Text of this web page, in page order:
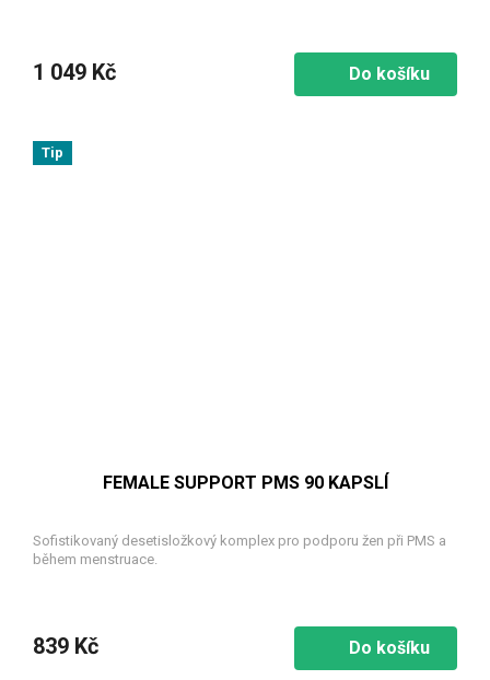
1 049 Kč Do košíku
Tip
FEMALE SUPPORT PMS 90 KAPSLÍ
Sofistikovaný desetisložkový komplex pro podporu žen při PMS a
během menstruace.
839 Kč Do košíku